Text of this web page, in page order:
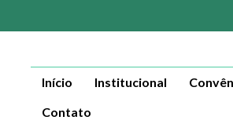
Início Institucional
Contato